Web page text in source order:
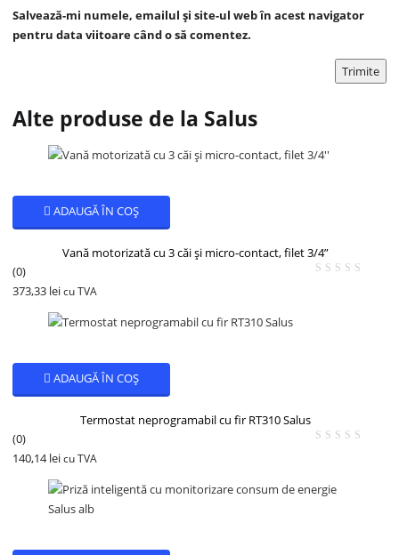
Salvează-mi numele, emailul și site-ul web în acest navigator
pentru data viitoare când o să comentez.
Alte produse de la Salus
ADAUGĂ ÎN COȘ
Vană motorizată cu 3 căi și micro-contact, filet 3/4”
(0)
373,33 lei cu TVA
ADAUGĂ ÎN COȘ
Termostat neprogramabil cu fir RT310 Salus
(0)
140,14lei cu TVA